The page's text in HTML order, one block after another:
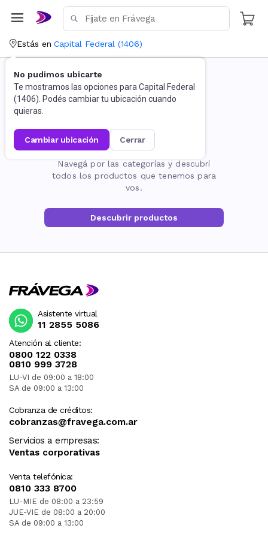
Estás en Capital Federal (1406)
No pudimos ubicarte
Te mostramos las opciones para Capital Federal
(1406). Podés cambiar tu ubicación cuando
quieras.
cambiar ubicación cerrar
La página no existe
Navegá por las categorías y descubrí
todos los productos que tenemos para
vos.
Descubrir productos
Atención al cliente:
0800 122 0338
0810 999 3728
LU-VI de 09:00 a 18:00
SA de 09:00 a 13:00
Cobranza de créditos:
cobranzas@fravega.com.ar
Servicios a empresas:
Ventas corporativas
Venta telefónica:
0810 333 8700
LU-MIE de 08:00 a 23:59
JUE-VIE de 08:00 a 20:00
SA de 09:00 a 13:00
Asistente virtual
11 2855 5086